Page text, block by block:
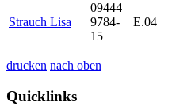
Strauch Lisa
09444
9784-
15
E.04
drucken nach oben
Quicklinks